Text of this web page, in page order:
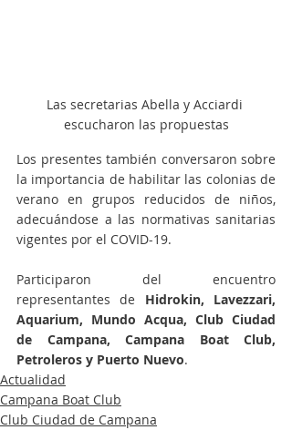
Las secretarias Abella y Acciardi
escucharon las propuestas
Los presentes también conversaron sobre
la importancia de habilitar las colonias de
verano en grupos reducidos de niños,
adecuándose a las normativas sanitarias
vigentes por el COVID-19.
Participaron del encuentro
representantes de Hidrokin, Lavezzari,
Aquarium, Mundo Acqua, Club Ciudad
de Campana, Campana Boat Club,
Petroleros y Puerto Nuevo.
Actualidad
Campana Boat Club
Club Ciudad de Campana